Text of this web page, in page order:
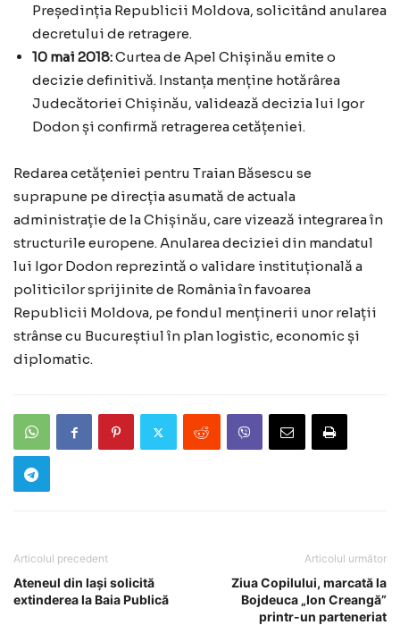
Președinția Republicii Moldova, solicitând anularea
decretului de retragere.
10 mai 2018:Curtea de Apel Chișinău emite o
decizie definitivă. Instanța menține hotărârea
Judecătoriei Chișinău, validează decizia lui Igor
Dodon și confirmă retragerea cetățeniei.
Redarea cetățeniei pentru Traian Băsescu se
suprapune pe direcția asumată de actuala
administrație de la Chișinău, care vizează integrarea în
structurile europene. Anularea deciziei din mandatul
lui Igor Dodon reprezintă o validare instituțională a
politicilor sprijinite de România în favoarea
Republicii Moldova, pe fondul menținerii unor relații
strânse cu Bucureștiul în plan logistic, economic și
diplomatic.
Articolul precedent
Ateneul din Iași solicită
extinderea la Baia Publică
Articolul următor
Ziua Copilului, marcată la
Bojdeuca „Ion Creangă”
printr-un parteneriat